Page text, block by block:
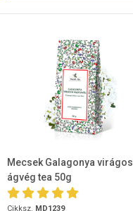
Mecsek Galagonya virágos
ágvég tea 50g
Cikksz. MD1239